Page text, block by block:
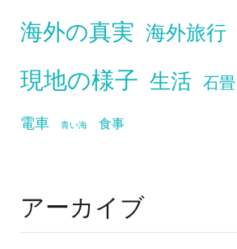
海外の真実 海外旅行
現地の様子 生活 石畳
電車 青い海 食事
アーカイブ